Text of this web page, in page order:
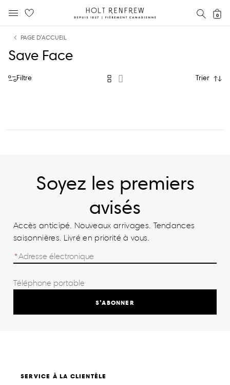
Holt
0
PAGE D’ACCUEIL
Save Face
Filtre Trier
Soyez les premiers
avisés
Accès anticipé. Nouveaux arrivages. Tendances
saisonnières. Livré en priorité à vous.
S’ABONNER
SERVICE À LA CLIENTÈLE